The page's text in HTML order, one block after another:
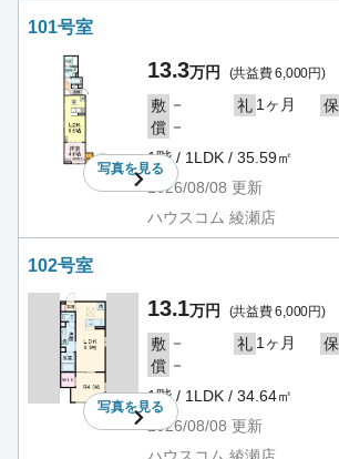
101号室
写真を見る
13.3万円 (共益費 6,000円)
敷 － 礼 1ヶ月 保
償 －
1階 / 1LDK / 35.59㎡
2026/08/08 更新
ハウスコム 綾瀬店
102号室
写真を見る
13.1万円 (共益費 6,000円)
敷 － 礼 1ヶ月 保
償 －
1階 / 1LDK / 34.64㎡
2026/08/08 更新